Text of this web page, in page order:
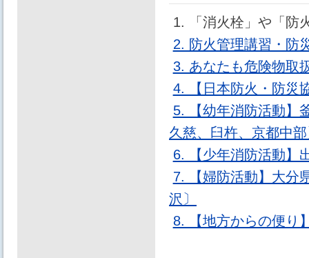
1. 「消火栓」や「防
2. 防火管理講習・防
3. あなたも危険物取
4. 【日本防火・防災
5. 【幼年消防活動】
久慈、臼杵、京都中
6. 【少年消防活動】
7. 【婦防活動】大分
沢〕
8. 【地方からの便り